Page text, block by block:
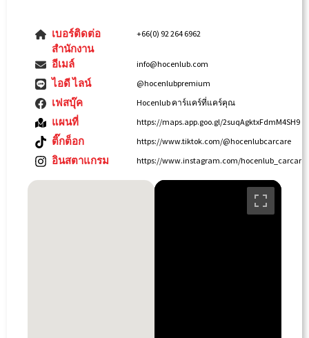
เบอร์ติดต่อ
สำนักงาน
+66(0) 92 264 6962
อีเมล์ info@hocenlub.com
ไอดี ไลน์ @hocenlubpremium
เฟสบุ๊ค Hocenlub คาร์แคร์ที่แคร์คุณ
แผนที่ https://maps.app.goo.gl/2suqAgktxFdmM4SH9
ติ๊กต็อก https://www.tiktok.com/@hocenlubcarcare
อินสตาแกรม https://www.instagram.com/hocenlub_carcare